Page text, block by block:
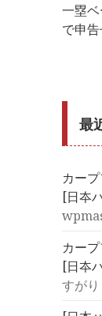
一塁
で申
最
カー
[日夲
カー
[日夲
すがり